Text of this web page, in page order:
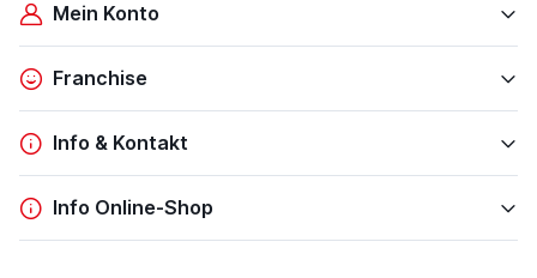
Mein Konto
Franchise
Info & Kontakt
Info Online-Shop